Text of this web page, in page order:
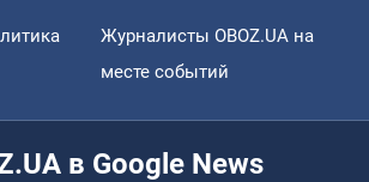
Журналисты OBOZ.UA на
месте событий
в Google News